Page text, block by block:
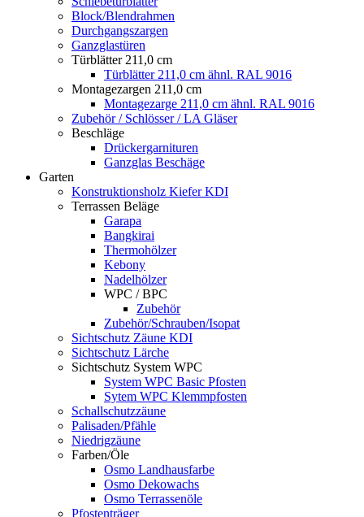
Block/Blendrahmen
Durchgangszargen
Ganzglastüren
Türblätter 211,0 cm
Türblätter 211,0 cm ähnl. RAL 9016
Montagezargen 211,0 cm
Montagezarge 211,0 cm ähnl. RAL 9016
Zubehör / Schlösser / LA Gläser
Beschläge
Drückergarnituren
Ganzglas Beschäge
Garten
Konstruktionsholz Kiefer KDI
Terrassen Beläge
Garapa
Bangkirai
Thermohölzer
Kebony
Nadelhölzer
WPC / BPC
Zubehör
Zubehör/Schrauben/Isopat
Sichtschutz Zäune KDI
Sichtschutz Lärche
Sichtschutz System WPC
System WPC Basic Pfosten
Sytem WPC Klemmpfosten
Schallschutzzäune
Palisaden/Pfähle
Niedrigzäune
Farben/Öle
Osmo Landhausfarbe
Osmo Dekowachs
Osmo Terrassenöle
Pfostenträger